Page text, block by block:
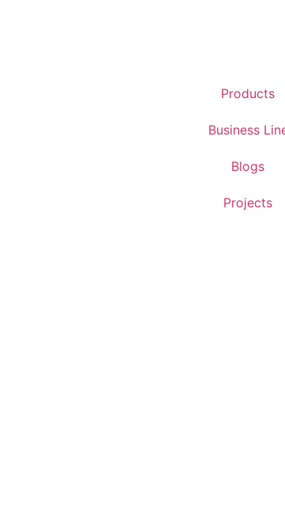
Products
Business
Blogs
Projects